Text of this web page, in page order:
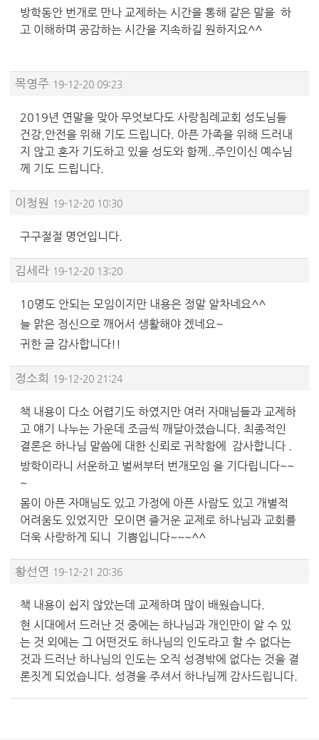
방학동안 번개로 만나 교제하는 시간을 통해 같은 말을 하
고 이해하며 공감하는 시간을 지속하길 원하지요^^
목영주 19-12-20 09:23
2019년 연말을 맞아 무엇보다도 사랑침례교회 성도님들
건강,안전을 위해 기도 드립니다. 아픈 가족을 위해 드러내
지 않고 혼자 기도하고 있을 성도와 함께..주인이신 예수님
께 기도 드립니다.
이청원 19-12-20 10:30
구구절절 명언입니다.
김세라 19-12-20 13:20
10명도 안되는 모임이지만 내용은 정말 알차네요^^
늘 맑은 정신으로 깨어서 생활해야 겠네요~
귀한 글 감사합니다!!
정소희 19-12-20 21:24
책 내용이 다소 어렵기도 하였지만 여러 자매님들과 교제하
고 얘기 나누는 가운데 조금씩 깨달아졌습니다. 최종적인
결론은 하나님 말씀에 대한 신뢰로 귀착함에 감사합니다 .
방학이라니 서운하고 벌써부터 번개모임 을 기다립니다~~
~
몸이 아픈 자매님도 있고 가정에 아픈 사람도 있고 개별적
어려움도 있었지만 모이면 즐거운 교제로 하나님과 교회를
더욱 사랑하게 되니 기쁨입니다~~~^^
황선연 19-12-21 20:36
책 내용이 쉽지 않았는데 교제하며 많이 배웠습니다.
현 시대에서 드러난 것 중에는 하나님과 개인만이 알 수 있
는 것 외에는 그 어떤것도 하나님의 인도라고 할 수 없다는
것과 드러난 하나님의 인도는 오직 성경밖에 없다는 것을 결
론짓게 되었습니다. 성경을 주셔서 하나님께 감사드립니다.